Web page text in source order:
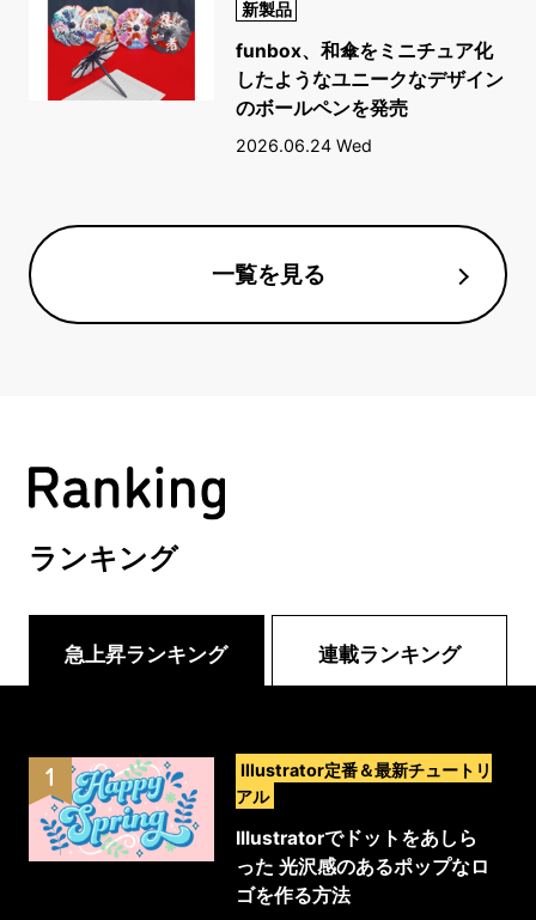
新製品
funbox、和傘をミニチュア化
したようなユニークなデザイン
のボールペンを発売
2026.06.24 Wed
一覧を見る
ランキング
急上昇ランキング
Illustrator定番＆最新チュートリ
アル
Illustratorでドットをあしら
った 光沢感のあるポップなロ
ゴを作る方法
連載ランキング